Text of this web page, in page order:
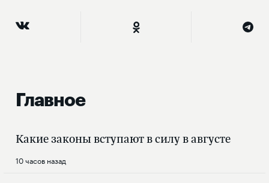
Главное
Какие законы вступают в силу в августе
10 часов назад